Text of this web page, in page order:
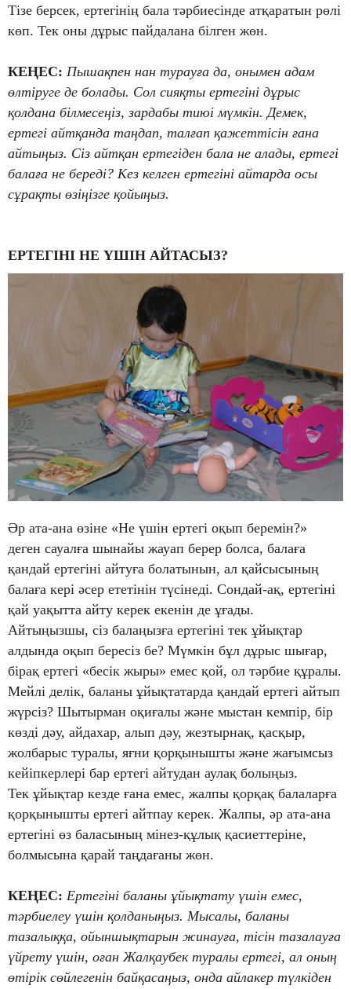
Тізе берсек, ертегінің бала тәрбиесінде атқаратын рөлі
көп. Тек оны дұрыс пайдалана білген жөн.
КЕҢЕС: Пышақпен нан турауға да, онымен адам
өлтіруге де болады. Сол сияқты ертегіні дұрыс
қолдана білмесеңіз, зардабы тиюі мүмкін. Демек,
ертегі айтқанда таңдап, талғап қажеттісін ғана
айтыңыз. Сіз айтқан ертегіден бала не алады, ертегі
балаға не береді? Кез келген ертегіні айтарда осы
сұрақты өзіңізге қойыңыз.
ЕРТЕГІНІ НЕ ҮШІН АЙТАСЫЗ?
Әр ата-ана өзіне «Не үшін ертегі оқып беремін?»
деген сауалға шынайы жауап берер болса, балаға
қандай ертегіні айтуға болатынын, ал қайсысының
балаға кері әсер ететінін түсінеді. Сондай-ақ, ертегіні
қай уақытта айту керек екенін де ұғады.
Айтыңызшы, сіз балаңызға ертегіні тек ұйықтар
алдында оқып бересіз бе? Мүмкін бұл дұрыс шығар,
бірақ ертегі «бесік жыры» емес қой, ол тәрбие құралы.
Мейлі делік, баланы ұйықтатарда қандай ертегі айтып
жүрсіз? Шытырман оқиғалы және мыстан кемпір, бір
көзді дәу, айдахар, алып дәу, жезтырнақ, қасқыр,
жолбарыс туралы, яғни қорқынышты және жағымсыз
кейіпкерлері бар ертегі айтудан аулақ болыңыз.
Тек ұйықтар кезде ғана емес, жалпы қорқақ балаларға
қорқынышты ертегі айтпау керек. Жалпы, әр ата-ана
ертегіні өз баласының мінез-құлық қасиеттеріне,
болмысына қарай таңдағаны жөн.
КЕҢЕС: Ертегіні баланы ұйықтату үшін емес,
тәрбиелеу үшін қолданыңыз. Мысалы, баланы
тазалыққа, ойыншықтарын жинауға, тісін тазалауға
үйрету үшін, оған Жалқаубек туралы ертегі, ал оның
өтірік сөйлегенін байқасаңыз, онда айлакер түлкіден